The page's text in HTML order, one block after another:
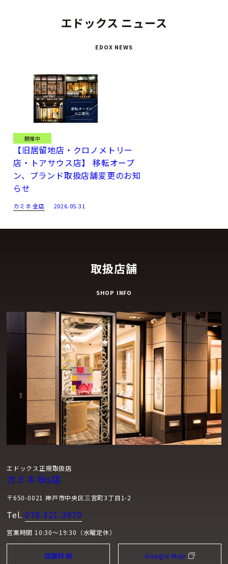
エドックス ニュース
EDOX NEWS
開催中
【旧居留地店・クロノメトリー
店・トアサウス店】 移転オープ
ン、ブランド取扱店舗変更のお知
らせ
カミネ 全店 2026.05.31
取扱店舗
SHOP INFO
エドックス正規取扱店
カミネ Bis店
〒650-0021 神戸市中央区三宮町3丁目1-2
Tel. 078-321-3970
営業時間 10:30～19:30（水曜定休）
店舗詳細 Google Map